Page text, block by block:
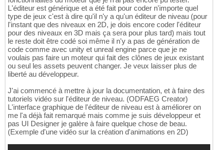
L'éditeur est générique et a été fait pour coder n'importe quel
type de jeux c'est à dire qu'il n'y a qu'un éditeur de niveau (pour
l'instant que des niveaux en 2D, je dois encore coder l'éditeur
pour des niveaux en 3D mais ça sera pour plus tard) mais tout
le reste doit être codé soi même il n'y a pas de génération de
code comme avec unity et unreal engine parce que je ne
voulais pas faire un moteur qui fait des clônes de jeux existant
ou seul les assets peuvent changer. Je veux laisser plus de
liberté au développeur.
J'ai commencé à mettre à jour la documentation, et à faire des
tutoriels vidéo sur l'éditeur de niveau. (ODFAEG Creator)
L'interface graphique de l'éditeur de niveau est à améliorer on
me l'a déjà fait remarqué mais comme je suis développeur et
pas UI Designer je galère à faire quelque chose de beau.
(Exemple d'une vidéo sur la création d'animations en 2D)